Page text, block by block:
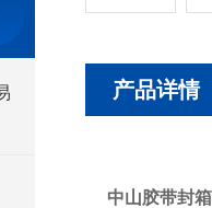
产品详情
中山胶带封